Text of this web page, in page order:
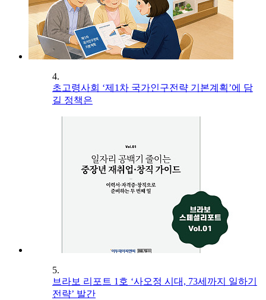
4.
초고령사회 ‘제1차 국가인구전략 기본계획’에 담
길 정책은
5.
브라보 리포트 1호 ‘사오정 시대, 73세까지 일하기
전략’ 발간